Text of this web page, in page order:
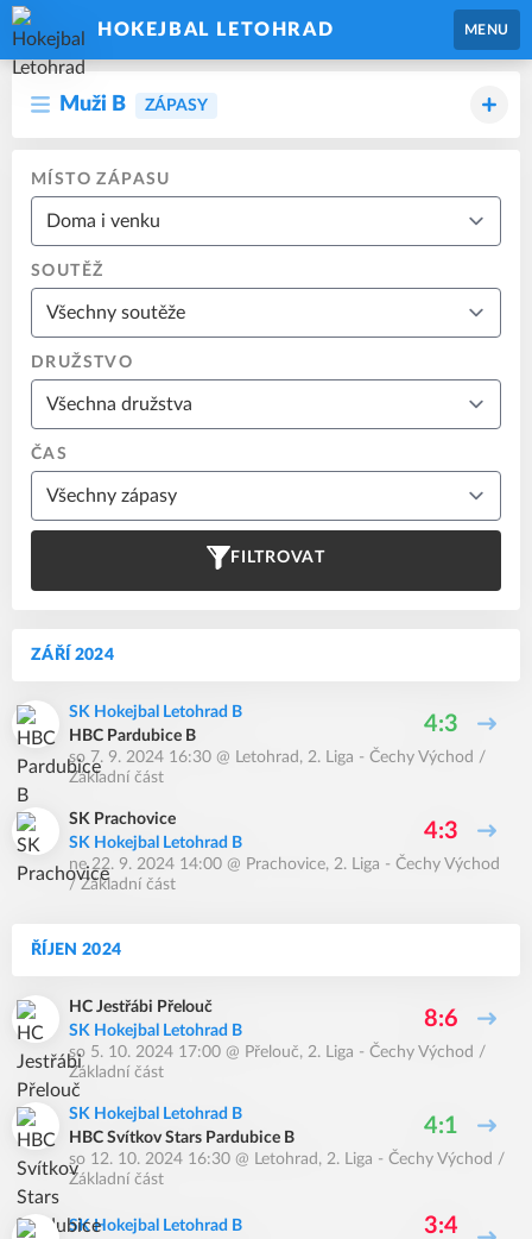
HOKEJBAL LETOHRAD MENU
Muži B ZÁPASY
MÍSTO ZÁPASU
SOUTĚŽ
DRUŽSTVO
ČAS
FILTROVAT
ZÁŘÍ 2024
SK Hokejbal Letohrad B
HBC Pardubice B
4:3
so 7. 9. 2024 16:30 @ Letohrad , 2. Liga - Čechy Východ /
Základní část
SK Prachovice
SK Hokejbal Letohrad B
4:3
ne 22. 9. 2024 14:00 @ Prachovice, 2. Liga - Čechy Východ
/ Základní část
ŘÍJEN 2024
HC Jestřábi Přelouč
SK Hokejbal Letohrad B
8:6
so 5. 10. 2024 17:00 @ Přelouč, 2. Liga - Čechy Východ /
Základní část
SK Hokejbal Letohrad B
HBC Svítkov Stars Pardubice B
4:1
so 12. 10. 2024 16:30 @ Letohrad , 2. Liga - Čechy Východ /
Základní část
SK Hokejbal Letohrad B
3:4